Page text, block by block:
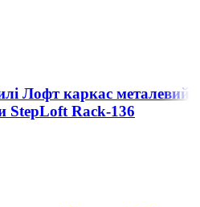
Лофт каркас металевий,
StepLoft Rack-136